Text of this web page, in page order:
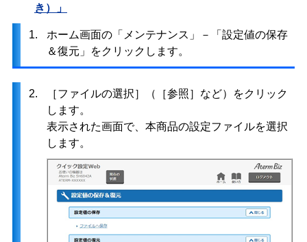
き）」
1.
ホーム画面の「メンテナンス」－「設定値の保存
＆復元」をクリックします。
2.
［ファイルの選択］（［参照］など）をクリック
します。
表示された画面で、本商品の設定ファイルを選択
します。